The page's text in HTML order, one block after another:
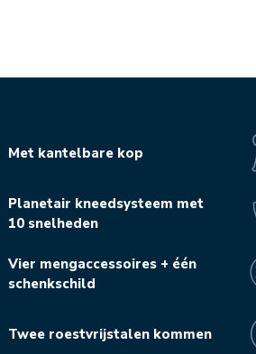
Met kantelbare kop
Planetair kneedsysteem met
10 snelheden
Vier mengaccessoires + één
schenkschild
Twee roestvrijstalen kommen